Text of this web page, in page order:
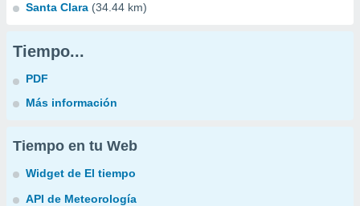
Santa Clara (34.44 km)
Tiempo...
PDF
Más información
Tiempo en tu Web
Widget de El tiempo
API de Meteorología